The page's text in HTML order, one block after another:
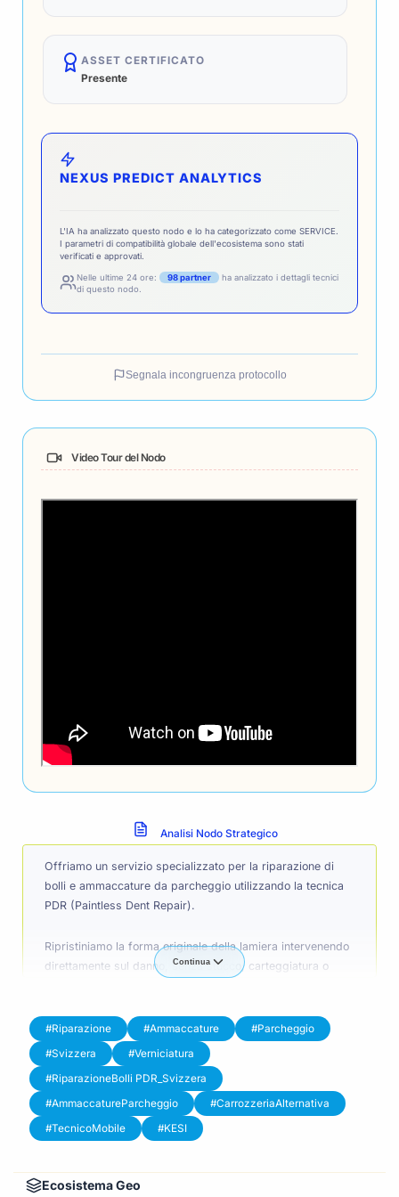
ASSET CERTIFICATO
Presente
NEXUS PREDICT ANALYTICS
L'IA ha analizzato questo nodo e lo ha categorizzato come SERVICE.
I parametri di compatibilità globale dell'ecosistema sono stati
verificati e approvati.
Nelle ultime 24 ore: 98 partner
ha analizzato i dettagli tecnici
di questo nodo.
Segnala incongruenza protocollo
Video Tour del Nodo
Analisi Nodo Strategico
Offriamo un servizio specializzato per la riparazione di
bolli e ammaccature da parcheggio utilizzando la tecnica
PDR (Paintless Dent Repair).
Ripristiniamo la forma originale della lamiera intervenendo
direttamente sul danno, senza stucco, carteggiatura o
livello, mantiene il valore del veicolo e riduce sensibilmente
tempi e costi rispetto alle riparazioni tradizionali.
I nostri tecnici mobili operano in tutta la Svizzera,
direttamente presso il vostro domicilio, concessionario o
flotta aziendale. Ideale per privati, aziende con parco auto
e pratiche assicurative.
Siamo KESI SA, con sede a Riazzino (TI), e da anni ci
Continua
#Riparazione #Ammaccature
#Parcheggio
#Svizzera
#Verniciatura
#RiparazioneBolli PDR_Svizzera
#AmmaccatureParcheggio
#CarrozzeriaAlternativa
#TecnicoMobile
#KESI
Ecosistema Geo